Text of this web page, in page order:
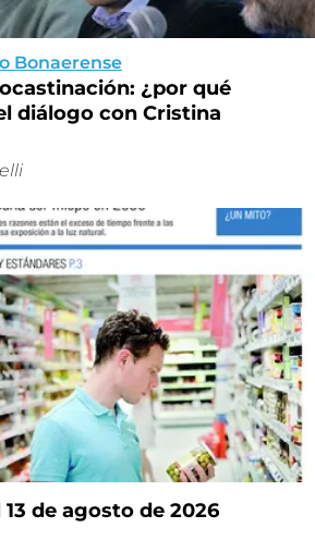
Bonaerense
¿por qué
diálogo con Cristina
de agosto de 2026